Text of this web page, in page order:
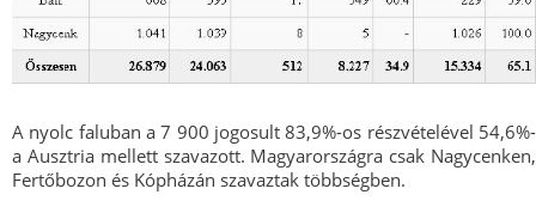
A nyolc faluban a 7 900 jogosult 83,9%-os részvételével 54,6%-
a Ausztria mellett szavazott. Magyarországra csak Nagycenken,
Fertőbozon és Kópházán szavaztak többségben.